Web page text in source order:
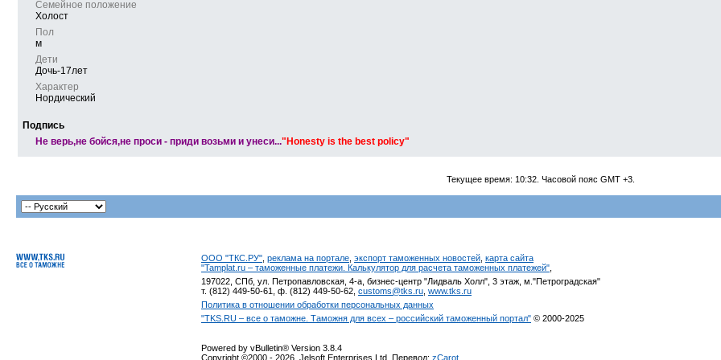
Семейное положение
Холост
Пол
м
Дети
Дочь-17лет
Характер
Нордический
Подпись
Не верь,не бойся,не проси - приди возьми и унеси..."Honesty is the best policy"
Текущее время: 10:32 . Часовой пояс GMT +3.
ООО "ТКС.РУ" реклама на портале экспорт таможенных новостей карта сайта
"Tamplat.ru – таможенные платежи. Калькулятор для расчета таможенных платежей"
197022, СПб, ул. Петропавловская, 4-а, бизнес-центр "Лидваль Холл", 3 этаж, м."Петроградская"
т. (812) 449-50-61, ф. (812) 449-50-62, customs@tks.ru www.tks.ru
Политика в отношении обработки персональных данных
"TKS.RU – все о таможне. Таможня для всех – российский таможенный портал" © 2000-2025
Powered by vBulletin® Version 3.8.4
Copyright ©2000 - 2026, Jelsoft Enterprises Ltd. Перевод: zCarot